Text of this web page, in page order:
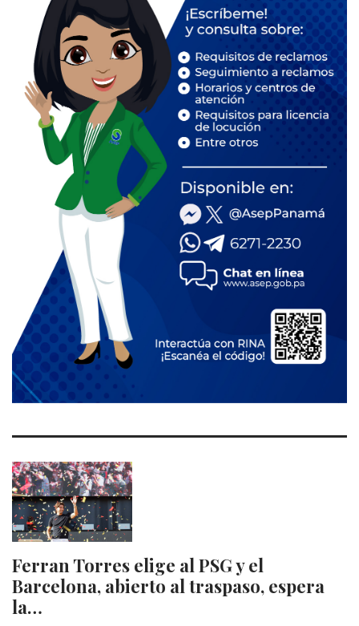
Ferran Torres elige al PSG y el
Barcelona, abierto al traspaso, espera
la…